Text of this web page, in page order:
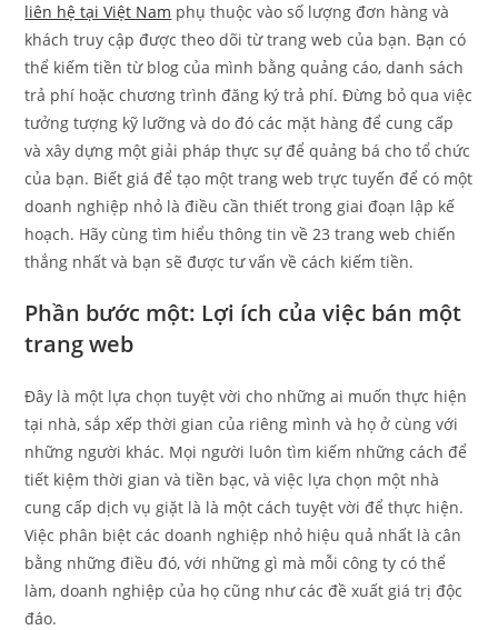
liên hệ tại Việt Nam phụ thuộc vào số lượng đơn hàng và
khách truy cập được theo dõi từ trang web của bạn. Bạn có
thể kiếm tiền từ blog của mình bằng quảng cáo, danh sách
trả phí hoặc chương trình đăng ký trả phí. Đừng bỏ qua việc
tưởng tượng kỹ lưỡng và do đó các mặt hàng để cung cấp
và xây dựng một giải pháp thực sự để quảng bá cho tổ chức
của bạn. Biết giá để tạo một trang web trực tuyến để có một
doanh nghiệp nhỏ là điều cần thiết trong giai đoạn lập kế
hoạch. Hãy cùng tìm hiểu thông tin về 23 trang web chiến
thắng nhất và bạn sẽ được tư vấn về cách kiếm tiền.
Phần bước một: Lợi ích của việc bán một
trang web
Đây là một lựa chọn tuyệt vời cho những ai muốn thực hiện
tại nhà, sắp xếp thời gian của riêng mình và họ ở cùng với
những người khác. Mọi người luôn tìm kiếm những cách để
tiết kiệm thời gian và tiền bạc, và việc lựa chọn một nhà
cung cấp dịch vụ giặt là là một cách tuyệt vời để thực hiện.
Việc phân biệt các doanh nghiệp nhỏ hiệu quả nhất là cân
bằng những điều đó, với những gì mà mỗi công ty có thể
làm, doanh nghiệp của họ cũng như các đề xuất giá trị độc
đáo.